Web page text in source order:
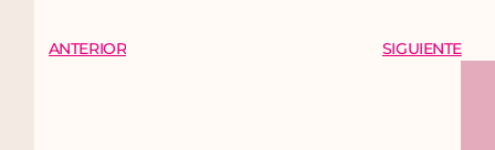
ANTERIOR SIGUIENTE